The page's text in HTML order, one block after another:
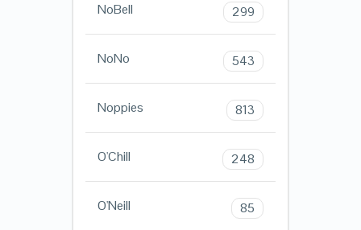
NoBell 299
NoNo 543
Noppies 813
O'Chill 248
O'Neill 85